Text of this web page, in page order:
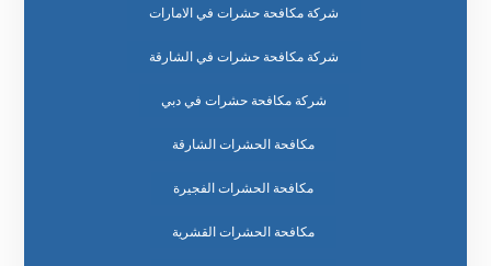
شركة مكافحة حشرات في الامارات
شركة مكافحة حشرات في الشارقة
شركة مكافحة حشرات في دبي
مكافحة الحشرات الشارقة
مكافحة الحشرات الفجيرة
مكافحة الحشرات القشرية